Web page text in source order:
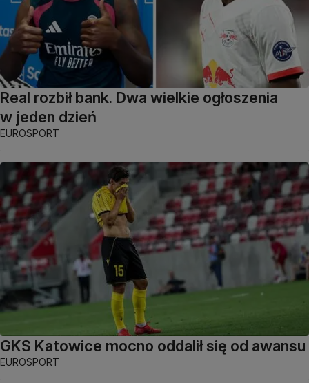
Real rozbił bank. Dwa wielkie ogłoszenia
w jeden dzień
EUROSPORT
GKS Katowice mocno oddalił się od awansu
EUROSPORT